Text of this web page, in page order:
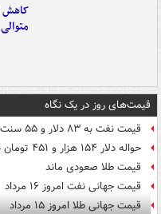
متوالی
قیمت‌های روز در یک نگاه
قیمت نفت به ۸۳ دلار و ۵۵ سنت در هر بشکه رسید
حواله دلار ۱۵۴ هزار و ۴۵۱ تومان شد
قیمت طلا صعودی ماند
قیمت جهانی نفت امروز ۱۶ مرداد
قیمت جهانی طلا امروز ۱۵ مرداد